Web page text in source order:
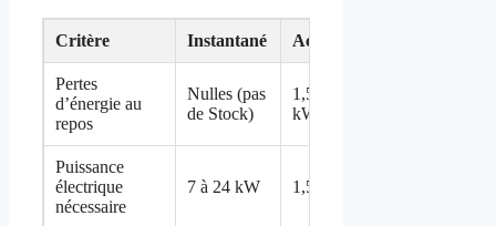
Critère Instantané Accumulation
Pertes
d’énergie au
repos
Nulles (pas
de Stock)
1,5 à 2
kWh/jour
Puissance
électrique
nécessaire
7 à 24 kW 1,5 à 3 kW